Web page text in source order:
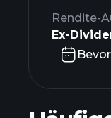
Rendite-
Ex-